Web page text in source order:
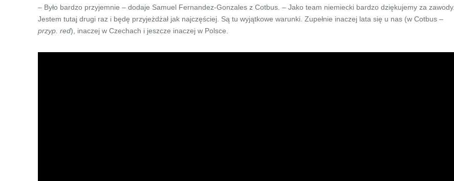
– Było bardzo przyjemnie – dodaje Samuel Fernandez-Gonzales z Cotbus. – Jako team niemiecki bardzo dziękujemy za zawody.
Jestem tutaj drugi raz i będę przyjeżdżał jak najczęściej. Są tu wyjątkowe warunki. Zupełnie inaczej lata się u nas (w Cotbus –
przyp. red), inaczej w Czechach i jeszcze inaczej w Polsce.